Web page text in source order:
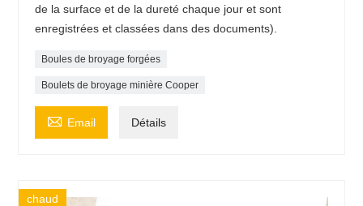
de la surface et de la dureté chaque jour et sont
enregistrées et classées dans des documents).
Boules de broyage forgées
Boulets de broyage minière Cooper
 Email Détails
chaud